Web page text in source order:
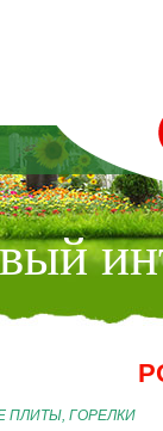
ПЛИТЫ, ГОРЕЛКИ